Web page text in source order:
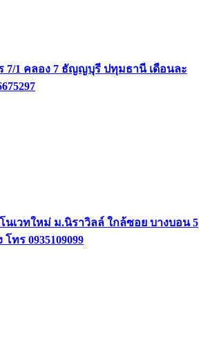
7/1 คลอง 7 ธัญญบุรี ปทุมธานี เดือนละ
นเวทใหม่ ม.นิราวิลล์ ใกล้ซอย บางบอน 5
ทร 0935109099